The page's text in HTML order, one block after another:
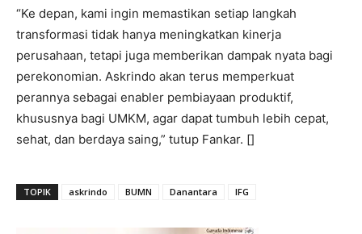
“Ke depan, kami ingin memastikan setiap langkah
transformasi tidak hanya meningkatkan kinerja
perusahaan, tetapi juga memberikan dampak nyata bagi
perekonomian. Askrindo akan terus memperkuat
perannya sebagai enabler pembiayaan produktif,
khususnya bagi UMKM, agar dapat tumbuh lebih cepat,
sehat, dan berdaya saing,” tutup Fankar. []
TOPIK askrindo BUMN Danantara IFG